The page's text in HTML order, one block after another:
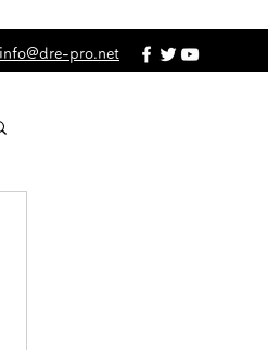
info@dre-pro.net